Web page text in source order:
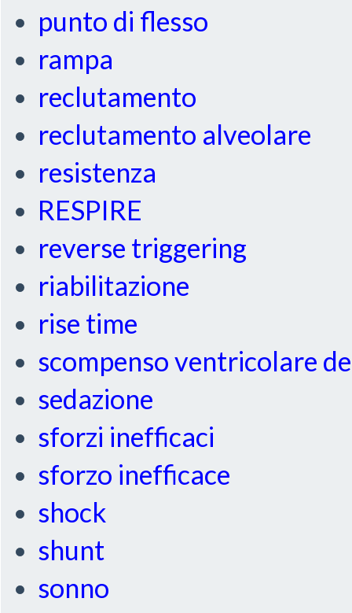
punto di flesso
rampa
reclutamento
reclutamento alveolare
resistenza
RESPIRE
reverse triggering
riabilitazione
rise time
scompenso ventricolare
sedazione
sforzi inefficaci
sforzo inefficace
shock
shunt
sonno